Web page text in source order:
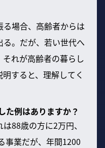
場合、高齢者からは
る。だが、若い世代へ
れが高齢者の暮らし
すると、理解してく
た例はありますか？
88歳の方に2万円、
事業だが、年間1200